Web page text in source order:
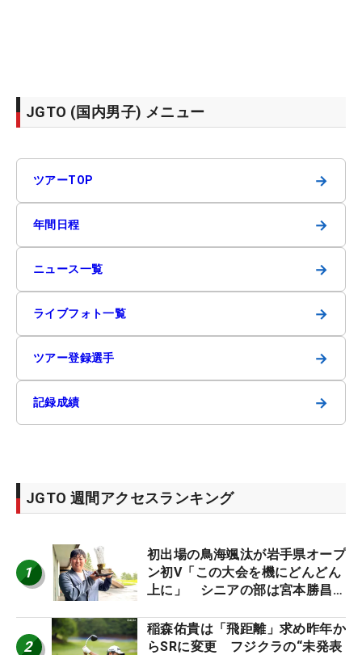
JGTO (国内男子) メニュー
ツアーTOP →
年間日程 →
ニュース一覧 →
ライブフォト一覧 →
ツアー登録選手 →
記録成績 →
JGTO 週間アクセスランキング
1
初出場の鳥海颯汰が岩手県オープ
ン初V「この大会を機にどんどん
上に」 シニアの部は宮本勝昌が
2
稲森佑貴は「飛距離」求め昨年か
らSRに変更 フジクラの“未発表